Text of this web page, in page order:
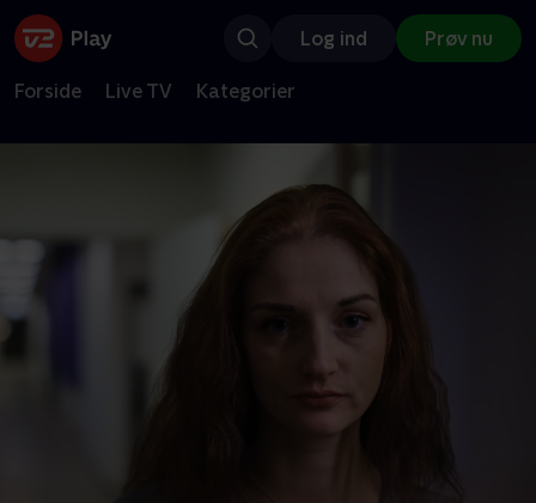
Log ind Prøv nu
Forside Live TV Kategorier